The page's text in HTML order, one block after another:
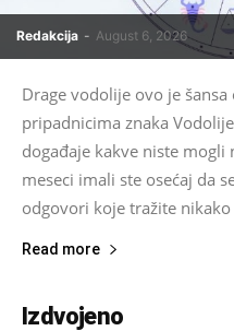
Redakcija - August 6, 2026
Drage vodolije ovo je
pripadnicima znaka
događaje kakve niste mogli
meseci imali ste osećaj da
odgovori koje tražite nikako
Read more
Izdvojeno